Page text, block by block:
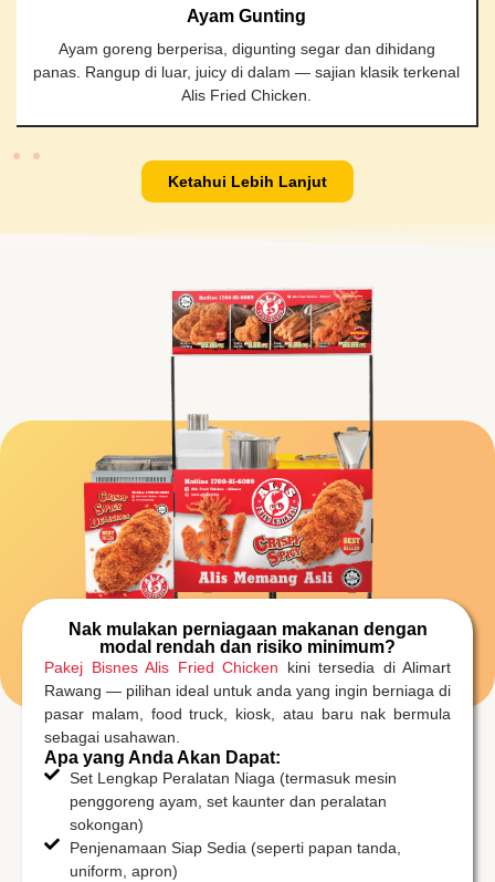
Ayam Gunting
Ayam goreng berperisa, digunting segar dan dihidang
panas. Rangup di luar, juicy di dalam — sajian klasik terkenal
Alis Fried Chicken.
Ketahui Lebih Lanjut
Nak mulakan perniagaan makanan dengan
modal rendah dan risiko minimum?
Pakej Bisnes Alis Fried Chicken kini tersedia di Alimart
Rawang — pilihan ideal untuk anda yang ingin berniaga di
pasar malam, food truck, kiosk, atau baru nak bermula
sebagai usahawan.
Apa yang Anda Akan Dapat:
Set Lengkap Peralatan Niaga (termasuk mesin
penggoreng ayam, set kaunter dan peralatan
sokongan)
Penjenamaan Siap Sedia (seperti papan tanda,
uniform, apron)